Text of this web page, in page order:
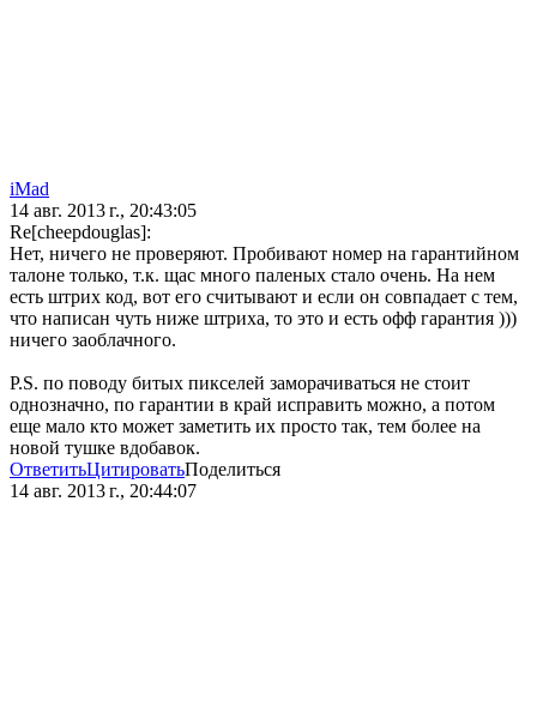
iMad
14 авг. 2013 г., 20:43:05
Re[cheepdouglas]:
Нет, ничего не проверяют. Пробивают номер на гарантийном
талоне только, т.к. щас много паленых стало очень. На нем
есть штрих код, вот его считывают и если он совпадает с тем,
что написан чуть ниже штриха, то это и есть офф гарантия )))
ничего заоблачного.
P.S. по поводу битых пикселей заморачиваться не стоит
однозначно, по гарантии в край исправить можно, а потом
еще мало кто может заметить их просто так, тем более на
новой тушке вдобавок.
ОтветитьЦитироватьПоделиться
14 авг. 2013 г., 20:44:07